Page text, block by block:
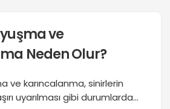
ve
Neden Olur?
ve karıncalanma, sinirlerin
uyarılması gibi durumlarda